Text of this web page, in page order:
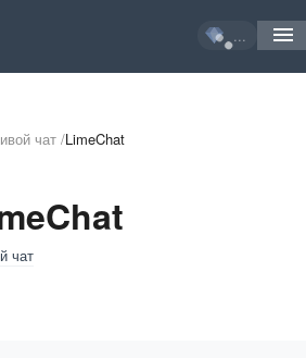
...
чат /LimeChat
чат